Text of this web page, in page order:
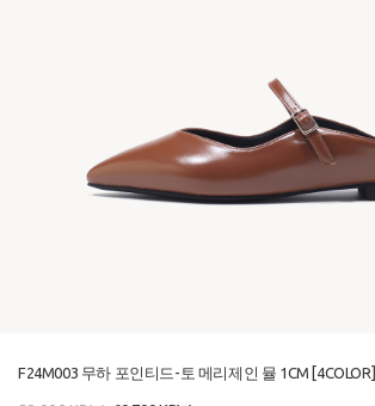
F24M003 무하 포인티드-토 메리제인 뮬 1CM [4COLOR]